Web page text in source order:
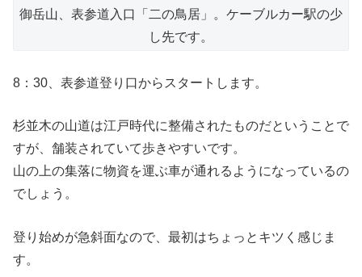
御岳山、表参道入口「二の鳥居」。ケーブルカー駅の少
し先です。
8：30、表参道登り口からスタートします。
杉並木の山道は江戸時代に整備されたものだということで
すが、舗装されていて歩きやすいです。
山の上の集落に物資を運ぶ車が通れるようになっているの
でしょう。
登り始めが急斜面なので、最初はちょっとキツく感じま
す。